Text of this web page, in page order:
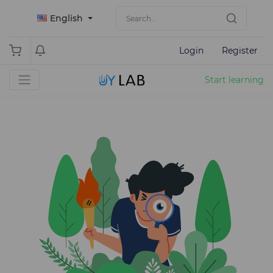
English
Login Register
Start learning